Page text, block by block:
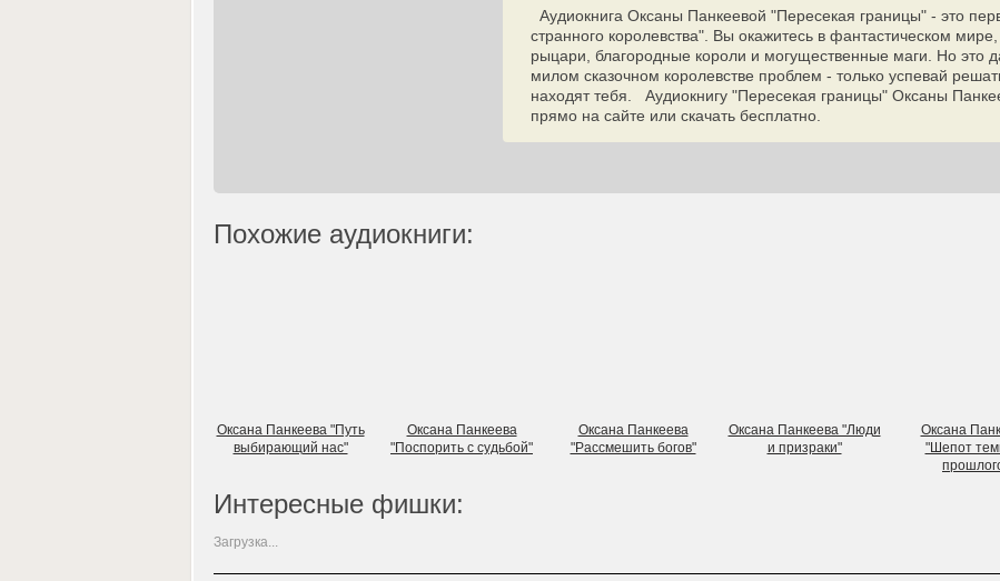
Аудиокнига Оксаны Панкеевой "Пересекая границы" - это
странного королевства". Вы окажитесь в фантастическом
рыцари, благородные короли и могущественные маги. Но это
милом сказочном королевстве проблем - только успевай
находят тебя. Аудиокнигу "Пересекая границы" Оксаны
прямо на сайте или скачать бесплатно.
Похожие аудиокниги:
Оксана Панкеева "Путь
выбирающий нас"
Оксана Панкеева
"Поспорить с судьбой"
Оксана Панкеева
"Рассмешить богов"
Оксана Панкеева "Люди
и призраки"
Оксана
"Шепот
Интересные фишки:
Загрузка...